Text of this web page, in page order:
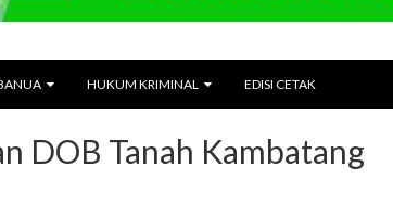
HUKUM KRIMINAL EDISI CETAK
DOB Tanah Kambatang